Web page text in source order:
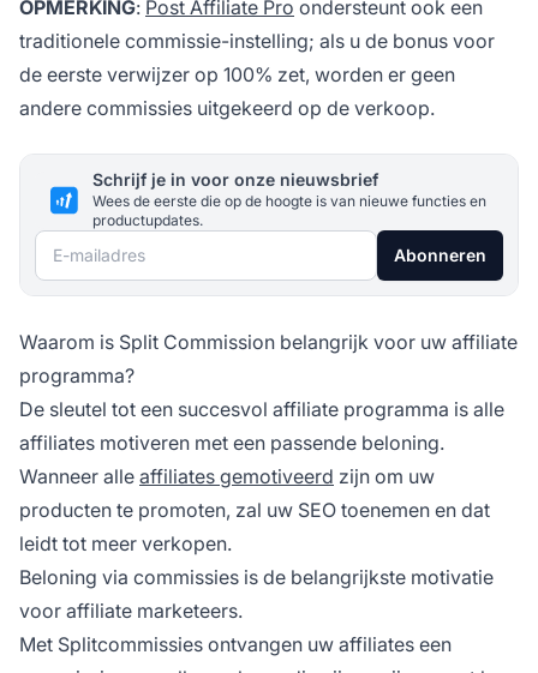
OPMERKING: Post Affiliate Pro ondersteunt ook een
traditionele commissie-instelling; als u de bonus voor
de eerste verwijzer op 100% zet, worden er geen
andere commissies uitgekeerd op de verkoop.
Schrijf je in voor onze nieuwsbrief
Wees de eerste die op de hoogte is van nieuwe functies en
productupdates.
E-mailadres Abonneren
Waarom is Split Commission belangrijk voor uw affiliate
programma?
De sleutel tot een succesvol affiliate programma is alle
affiliates motiveren met een passende beloning.
Wanneer alle affiliates gemotiveerd zijn om uw
producten te promoten, zal uw SEO toenemen en dat
leidt tot meer verkopen.
Beloning via commissies is de belangrijkste motivatie
voor affiliate marketeers.
Met Splitcommissies ontvangen uw affiliates een